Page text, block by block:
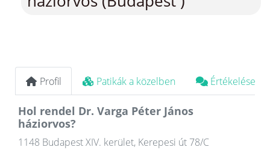
Profil Patikák a közelben Értékelések
Hol rendel Dr. Varga Péter János
háziorvos?
1148 Budapest XIV. kerület, Kerepesi út 78/C